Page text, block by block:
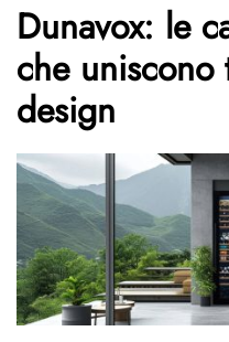
Dunavox: le
che uniscono
design